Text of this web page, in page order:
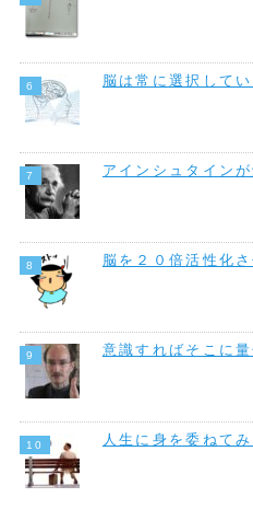
脳は常に選択してい
アインシュタイン
脳を２０倍活性化
意識すればそこに
人生に身を委ねてみ